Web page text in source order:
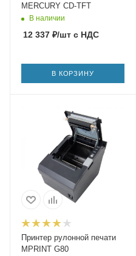
MERCURY CD-TFT
В наличии
12 337 ₽/шт с НДС
В КОРЗИНУ
Принтер рулонной печати
MPRINT G80